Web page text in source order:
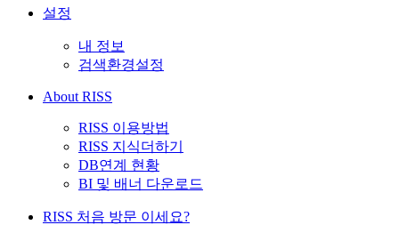
설정
내 정보
검색환경설정
About RISS
RISS 이용방법
RISS 지식더하기
DB연계 현황
BI 및 배너 다운로드
RISS 처음 방문 이세요?